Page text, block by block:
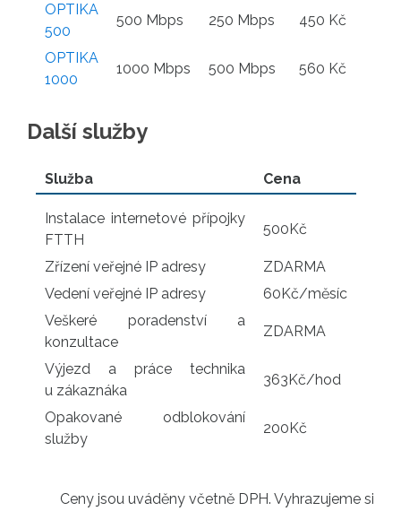
OPTIKA
500
500 Mbps 250 Mbps 450 Kč
OPTIKA
1000
1000 Mbps 500 Mbps 560 Kč
Další služby
Služba Cena
Instalace internetové přípojky
FTTH
500Kč
Zřízení veřejné IP adresy
ZDARMA
Vedení veřejné IP adresy
60Kč/měsíc
Veškeré poradenství a
konzultace
ZDARMA
Výjezd a práce technika
u zákaznáka
363Kč/hod
Opakované odblokování
služby
200Kč
Ceny jsou uváděny včetně DPH. Vyhrazujeme si